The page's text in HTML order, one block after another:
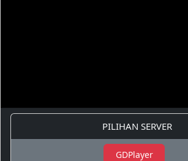
PILIHAN SERVER
GDPlayer